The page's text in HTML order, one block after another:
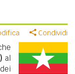
Condividi
al